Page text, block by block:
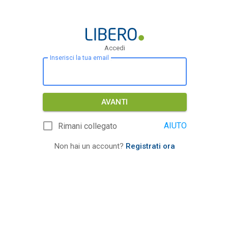
Accedi
Inserisci la tua email
AVANTI
Rimani collegato AIUTO
Non hai un account? Registrati ora